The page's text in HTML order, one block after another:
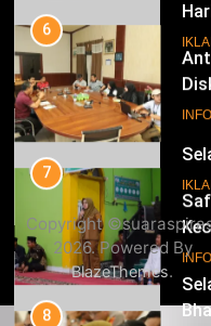
16
17
6
7
8
Copyright
2026. Powered By
BlazeThemes.